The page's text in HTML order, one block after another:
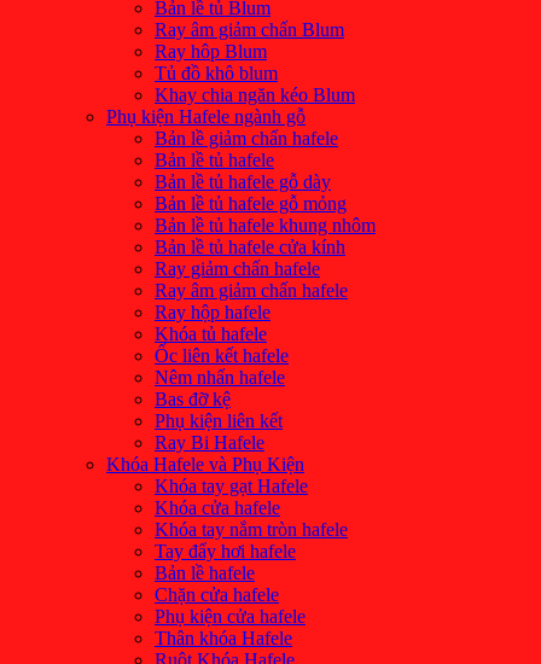
Bản lề tủ Blum
Ray âm giảm chấn Blum
Ray hôp Blum
Tủ đồ khô blum
Khay chia ngăn kéo Blum
Phụ kiện Hafele ngành gỗ
Bản lề giảm chấn hafele
Bản lề tủ hafele
Bản lề tủ hafele gỗ dày
Bản lề tủ hafele gỗ mỏng
Bản lề tủ hafele khung nhôm
Bản lề tủ hafele cửa kính
Ray giảm chấn hafele
Ray âm giảm chấn hafele
Ray hộp hafele
Khóa tủ hafele
Ốc liên kết hafele
Nêm nhấn hafele
Bas đỡ kệ
Phụ kiện liên kết
Ray Bi Hafele
Khóa Hafele và Phụ Kiện
Khóa tay gạt Hafele
Khóa cửa hafele
Khóa tay nắm tròn hafele
Tay đẩy hơi hafele
Bản lề hafele
Chặn cửa hafele
Phụ kiện cửa hafele
Thân khóa Hafele
Ruột Khóa Hafele